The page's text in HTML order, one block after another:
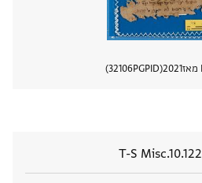
2021
PGPID
32106
T-S Misc.10.122